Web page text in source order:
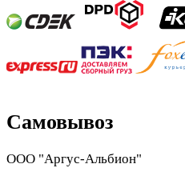
Самовывоз
ООО "Аргус-Альбион"